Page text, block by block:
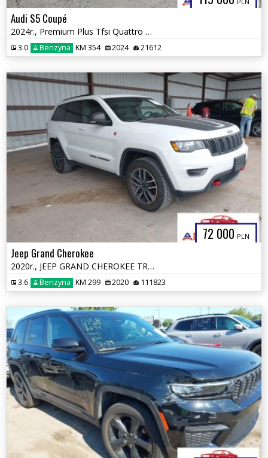
Audi S5 Coupé
2024r., Premium Plus Tfsi Quattro Tiptronic, 3L, od ubezpieczalni
3.0 Benzyna KM 354 2024 21612
72 000 PLN
Jeep Grand Cherokee
2020r., JEEP GRAND CHEROKEE TRAILHAWK 4X4, 3.6L, od ubezpieczalni
3.6 Benzyna KM 299 2020 111823